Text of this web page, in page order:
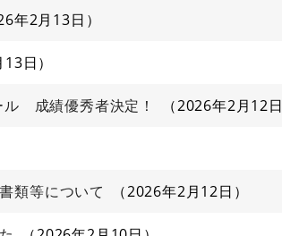
年2月13日
日
ル 成績優秀者決定！ 2026年2月12日
類等について 2026年2月12日